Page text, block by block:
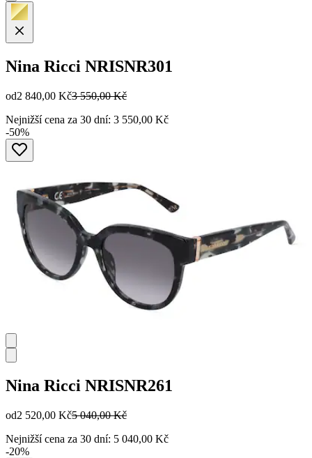
Nina Ricci NRISNR301
od2 840,00 Kč3 550,00 Kč
Nejnižší cena za 30 dní: 3 550,00 Kč
-50%
Nina Ricci NRISNR261
od2 520,00 Kč5 040,00 Kč
Nejnižší cena za 30 dní: 5 040,00 Kč
-20%